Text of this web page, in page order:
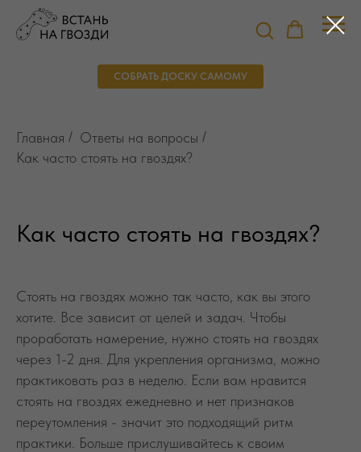
СОБРАТЬ ДОСКУ САМОМУ
Главная / Ответы на вопросы /
Как часто стоять на гвоздях?
Как часто стоять на гвоздях?
Стоять на гвоздях можно так часто, как вы этого
хотите. Все зависит от целей и задач. Чтобы
проработать намерение, нужно стоять на гвоздях
через 1-2 дня. Для укрепления организма, можно
практиковать раз в неделю. Если вам нравится
стоять на гвоздях ежедневно и нет признаков
переутомления - значит это подходящий ритм
практики. Больше прислушивайтесь к своим